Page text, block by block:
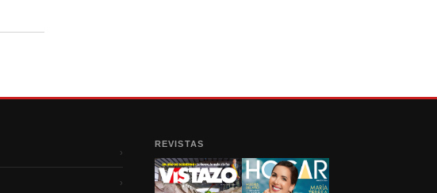
›
›
REVISTAS